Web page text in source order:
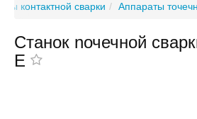
контактной сварки Аппараты
Станок nочечной
E